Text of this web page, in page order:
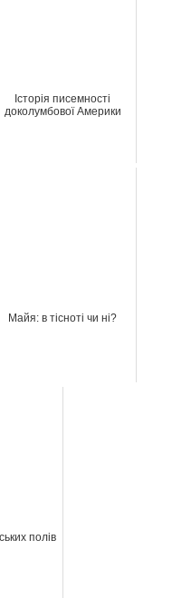
Історія писемності
доколумбової Америки
Майя: в тісноті чи ні?
полів